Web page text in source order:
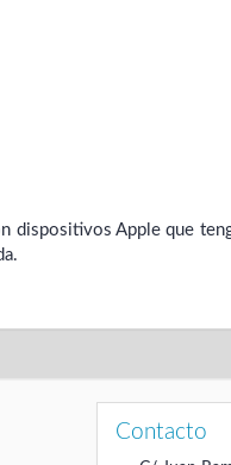
dispositivos Apple que
Contacto